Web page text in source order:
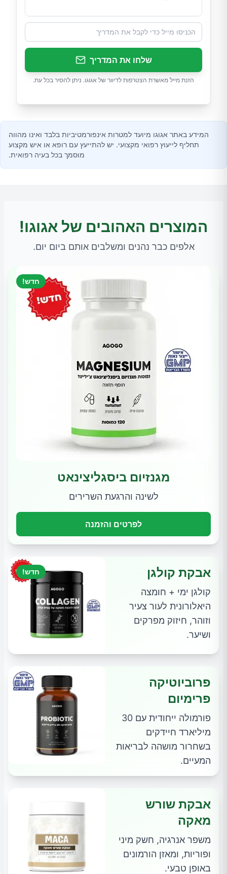
שלחו את המדריך
הזנת מייל מאשרת הצטרפות לדיוור של אגוגו. ניתן להסיר בכל עת.
המידע באתר אגוגו מיועד למטרות אינפורמטיביות בלבד ואינו מהווה
תחליף לייעוץ רפואי מקצועי. יש להתייעץ עם רופא או איש מקצוע
מוסמך בכל בעיה רפואית.
המוצרים האהובים של אגוגו!
אלפים כבר נהנים ומשלבים אותם ביום יום.
חדש!
מגנזיום ביסגליצינאט
לשינה והרגעת השרירים
לפרטים והזמנה
חדש! אבקת קולגן
קולגן ימי + חומצה
היאלורונית לעור צעיר
וזוהר, חיזוק מפרקים
ושיער.
פרוביוטיקה
פרימיום
פורמולה ייחודית עם 30
מיליארד חיידקים
בשחרור מושהה לבריאות
המעיים.
אבקת שורש
מאקה
משפר אנרגיה, חשק מיני
ופוריות, ומאזן הורמונים
באופן טבעי.